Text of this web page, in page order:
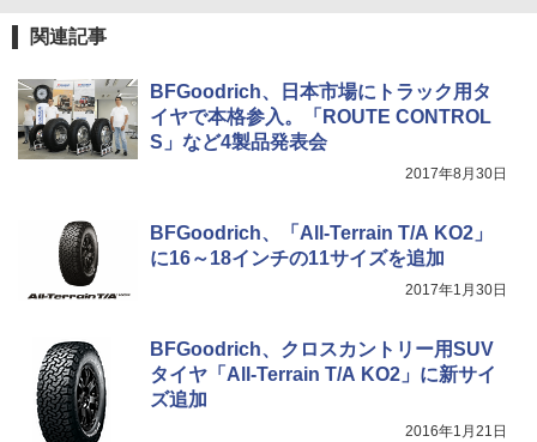
関連記事
BFGoodrich、日本市場にトラック用タ
イヤで本格参入。「ROUTE CONTROL
S」など4製品発表会
2017年8月30日
BFGoodrich、「All-Terrain T/A KO2」
に16～18インチの11サイズを追加
2017年1月30日
BFGoodrich、クロスカントリー用SUV
タイヤ「All-Terrain T/A KO2」に新サイ
ズ追加
2016年1月21日